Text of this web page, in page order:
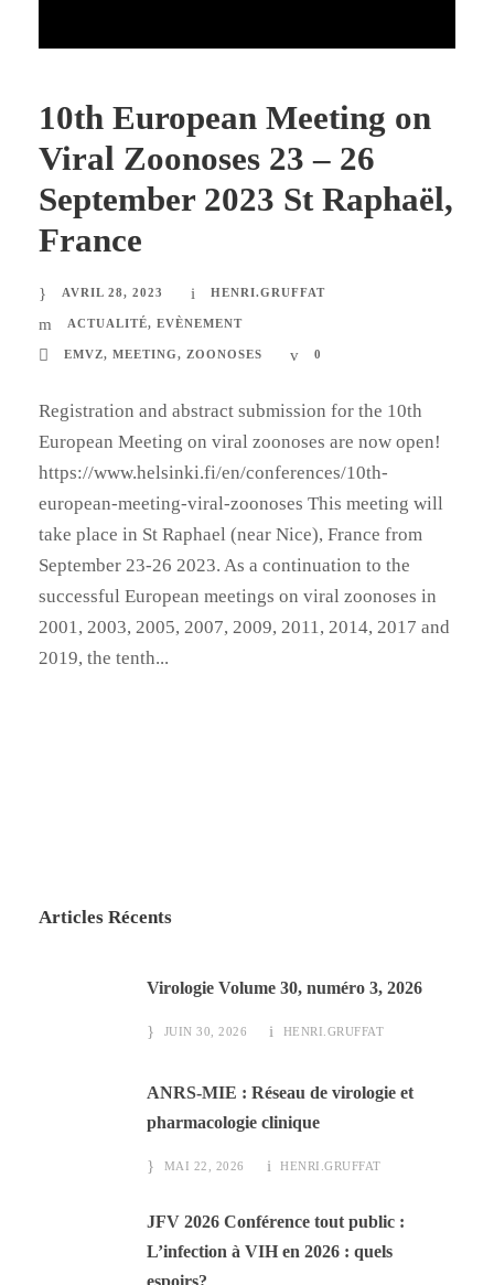
10th European Meeting on
Viral Zoonoses 23 – 26
September 2023 St Raphaël,
France
AVRIL 28, 2023 HENRI.GRUFFAT
ACTUALITÉ, EVÈNEMENT
EMVZ, MEETING, ZOONOSES 0
Registration and abstract submission for the 10th
European Meeting on viral zoonoses are now open!
https://www.helsinki.fi/en/conferences/10th-
european-meeting-viral-zoonoses This meeting will
take place in St Raphael (near Nice), France from
September 23-26 2023. As a continuation to the
successful European meetings on viral zoonoses in
2001, 2003, 2005, 2007, 2009, 2011, 2014, 2017 and
2019, the tenth...
Articles Récents
Virologie Volume 30, numéro 3, 2026
JUIN 30, 2026 HENRI.GRUFFAT
ANRS-MIE : Réseau de virologie et
pharmacologie clinique
MAI 22, 2026 HENRI.GRUFFAT
JFV 2026 Conférence tout public :
L’infection à VIH en 2026 : quels
espoirs?